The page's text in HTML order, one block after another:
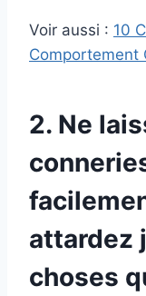
Voir aussi : 10
Comportement
2. Ne
attardez
choses